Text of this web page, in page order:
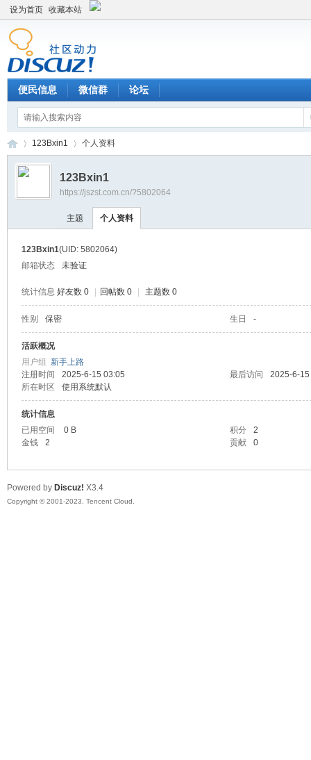
设为首页 收藏本站
便民信息 微信群 论坛
›
123Bxin1 个人资料
123Bxin1
https://jszst.com.cn/?5802064
主题 个人资料
123Bxin1(UID: 5802064)
邮箱状态
未验证
统计信息 好友数 0 回帖数 0 主题数 0
性别 保密 生日 -
活跃概况
用户组 新手上路
注册时间
2025-6-15 03:05 最后访问
2025-6-
所在时区
使用系统默认
统计信息
已用空间
0 B 积分
2
金钱
2 贡献 0
Powered by Discuz! X3.4
Copyright © 2001-2023, Tencent Cloud.